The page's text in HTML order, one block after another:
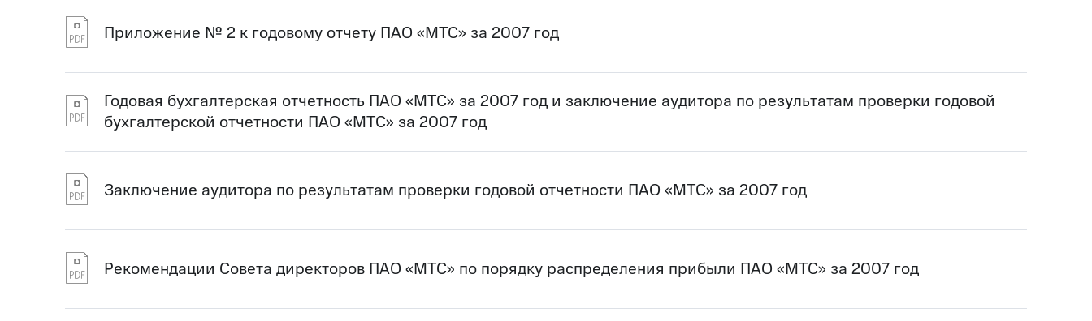
Приложение № 2 к годовому отчету ПАО «МТС» за 2007 год
Годовая бухгалтерская отчетность ПАО «МТС» за 2007 год и заключение аудитора по результатам проверки годовой
бухгалтерской отчетности ПАО «МТС» за 2007 год
Заключение аудитора по результатам проверки годовой отчетности ПАО «МТС» за 2007 год
Рекомендации Совета директоров ПАО «МТС» по порядку распределения прибыли ПАО «МТС» за 2007 год